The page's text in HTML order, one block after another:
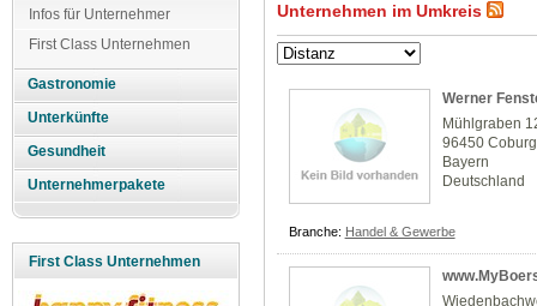
Infos für Unternehmer
First Class Unternehmen
Gastronomie
Unterkünfte
Gesundheit
Unternehmerpakete
First Class Unternehmen
Unternehmen im Umkreis
Werner
Mühlgraben
96450 Coburg
Bayern
Deutschland
Branche: Handel & Gewerbe